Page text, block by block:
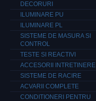
DECORURI
ILUMINARE PU
ILUMINARE PL
SISTEME DE MASURA SI
CONTROL
TESTE SI REACTIVI
ACCESORII INTRETINERE
SISTEME DE RACIRE
ACVARII COMPLETE
CONDITIONERI PENTRU